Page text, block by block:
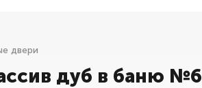
дуб в баню
двери